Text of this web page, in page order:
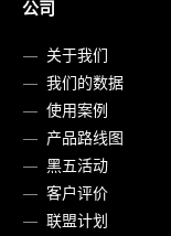
公司
关于我们
我们的数据
使用案例
产品路线图
黑五活动
客户评价
联盟计划